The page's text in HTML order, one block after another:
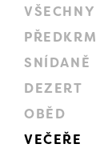
VŠECHNY
PŘEDKRM
SNÍDANĚ
DEZERT
OBĚD
VEČEŘE